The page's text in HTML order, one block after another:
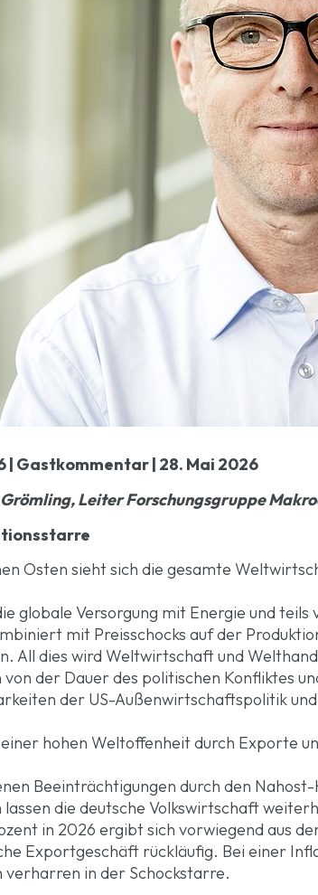
| Gastkommentar | 28. Mai 2026
Leiter Forschungsgruppe
Osten sieht sich die gesamte
globale Versorgung mit Energie und
mit Preisschocks auf der
All dies wird Weltwirtschaft und
der Dauer des politischen Konfliktes
der US-Außenwirtschaftspolitik
hohen Weltoffenheit durch Exporte
Beeinträchtigungen durch den
die deutsche Volkswirtschaft
in 2026 ergibt sich vorwiegend aus
Exportgeschäft rückläufig. Bei einer
in der Schockstarre.